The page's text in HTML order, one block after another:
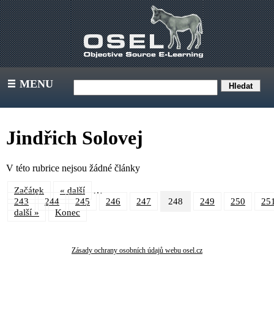
III MENU
Jindřich Solovej
V této rubrice nejsou žádné články
Začátek « další …
243 244 245 246 247 248 249 250
další »
Konec
Zásady ochrany osobních údajů webu osel.cz